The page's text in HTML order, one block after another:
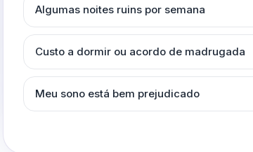
Algumas noites ruins por semana
Custo a dormir ou acordo de madrugada
Meu sono está bem prejudicado